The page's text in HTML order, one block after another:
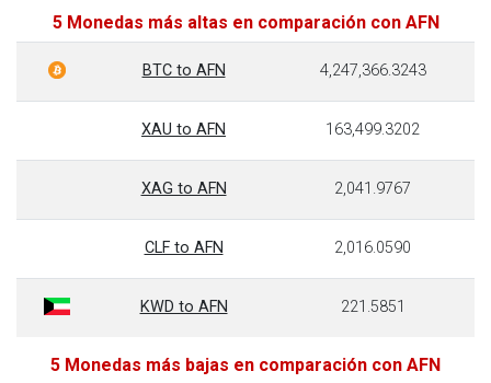
5 Monedas más altas en comparación con AFN
BTC to AFN 4,247,366.3243
XAU to AFN 163,499.3202
XAG to AFN 2,041.9767
CLF to AFN 2,016.0590
KWD to AFN 221.5851
5 Monedas más bajas en comparación con AFN